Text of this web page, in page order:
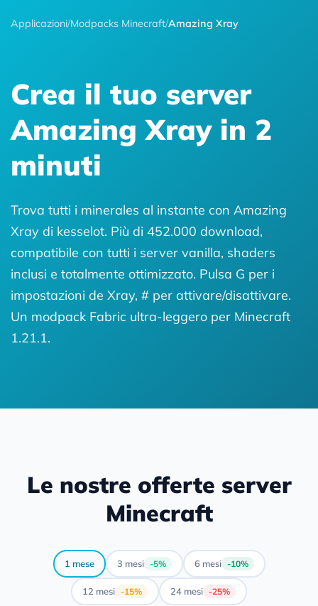
Applicazioni/Modpacks Minecraft/Amazing Xray
Crea il tuo server
Amazing Xray in 2
minuti
Trova tutti i minerales al instante con Amazing
Xray di kesselot. Più di 452.000 download,
compatibile con tutti i server vanilla, shaders
inclusi e totalmente ottimizzato. Pulsa G per i
impostazioni de Xray, # per attivare/disattivare.
Un modpack Fabric ultra-leggero per Minecraft
1.21.1.
Le nostre offerte server
Minecraft
1 mese 3 mesi -5% 6 mesi -10%
12 mesi -15% 24 mesi -25%